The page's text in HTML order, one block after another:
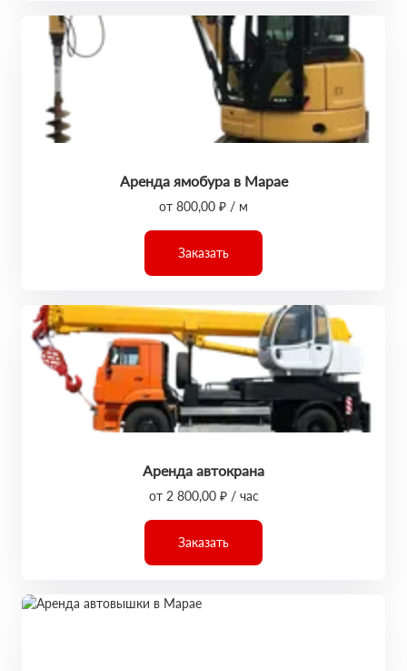
Аренда ямобура в Марае
от 800,00 ₽ / м
Заказать
Аренда автокрана
от 2 800,00 ₽ / час
Заказать